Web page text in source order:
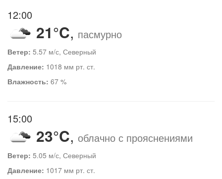
12:00
21°C, пасмурно
Ветер: 5.57 м/с, Северный
Давление: 1018 мм рт. ст.
Влажность: 67 %
15:00
23°C, облачно с прояснениями
Ветер: 5.05 м/с, Северный
Давление: 1017 мм рт. ст.